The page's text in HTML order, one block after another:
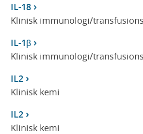
IL-18
Klinisk immunologi/
IL-1β
Klinisk immunologi/
IL2
Klinisk kemi
IL2
Klinisk kemi